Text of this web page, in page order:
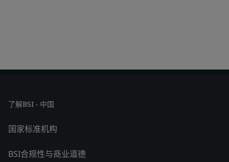
了解BSI - 中国
国家标准机构
BSI合规性与商业道德